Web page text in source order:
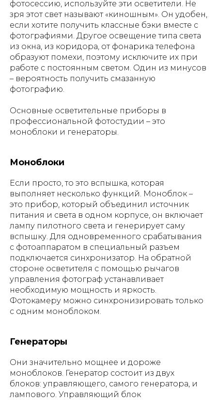
фотосессию, используйте эти осветители. Не
зря этот свет называют «киношным». Он удобен,
если хотите получить классные бэки вместе с
фотографиями. Другое освещение типа света
из окна, из коридора, от фонарика телефона
образуют помехи, поэтому исключите их при
работе с постоянным светом. Один из минусов
– вероятность получить смазанную
фотографию.
Основные осветительные приборы в
профессиональной фотостудии – это
моноблоки и генераторы.
Моноблоки
Если просто, то это вспышка, которая
выполняет несколько функций. Моноблок –
это прибор, который объединил источник
питания и света в одном корпусе, он включает
лампу пилотного света и генерирует саму
вспышку. Для одновременного срабатывания
с фотоаппаратом в специальный разъем
подключается синхронизатор. На обратной
стороне осветителя с помощью рычагов
управления фотограф устанавливает
необходимую мощность и яркость.
Фотокамеру можно синхронизировать только
с одним моноблоком.
Генераторы
Они значительно мощнее и дороже
моноблоков. Генератор состоит из двух
блоков: управляющего, самого генератора, и
лампового. Управляющий блок